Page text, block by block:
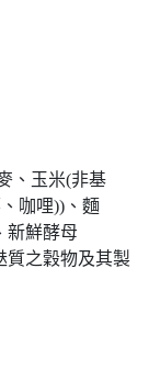
、玉米(非基
咖哩))、麵
新鮮酵母
質之穀物及其製